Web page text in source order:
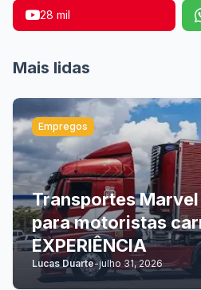
28 mil
Mais lidas
Empregos
Transportes
para motoristas
EXPERIÊNCIA
Lucas Duarte-julho 31, 2026